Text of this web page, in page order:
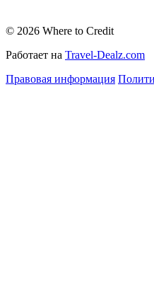
© 2026 Where to Credit
Работает на Travel-Dealz.com
Правовая информация